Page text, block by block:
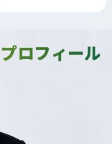
プロフィール